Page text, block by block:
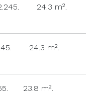
24.3 m².
24.3 m².
23.8 m².